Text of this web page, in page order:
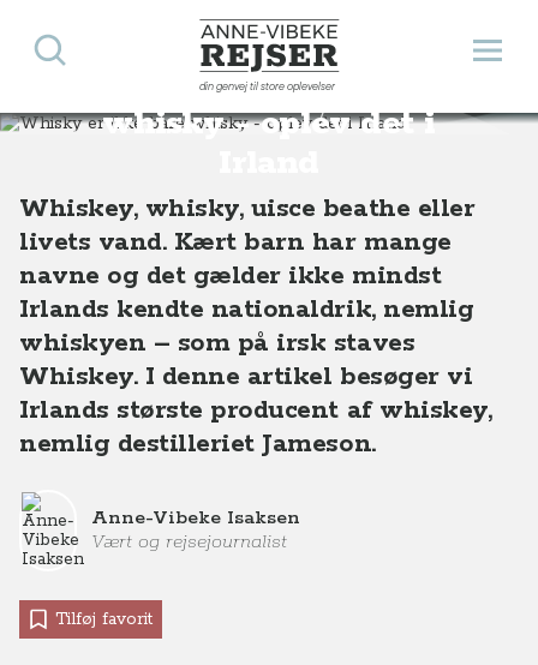
Anne-Vibeke Rejser
din genvej til store oplevelser
Åbn
Søg
Whisky er ikke bare
whisky - oplev det i
Destinationer Europa Irland Whisky er ikke bare whisky - oplev det i Irland
Whiskey, whisky, uisce beathe eller
livets vand. Kært barn har mange
navne og det gælder ikke mindst
Irlands kendte nationaldrik, nemlig
whiskyen – som på irsk staves
Whiskey. I denne artikel besøger vi
Irlands største producent af whiskey,
nemlig destilleriet Jameson.
Anne-Vibeke Isaksen
Vært og rejsejournalist
Tilføj favorit